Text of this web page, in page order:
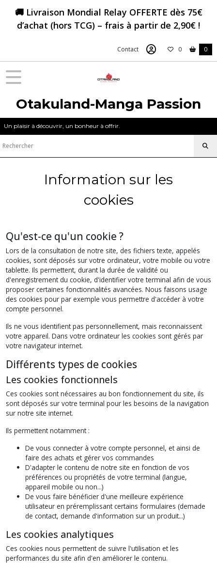
🚚 Livraison Mondial Relay OFFERTE dès 75€
d’achat (hors TCG) – frais à partir de 2,90€ !
Contact 0 0
Otakuland-Manga Passion
Un plaisir à découvrir, un bonheur à offrir.
Information sur les
cookies
Qu'est-ce qu'un cookie ?
Lors de la consultation de notre site, des fichiers texte, appelés
cookies, sont déposés sur votre ordinateur, votre mobile ou votre
tablette. Ils permettent, durant la durée de validité ou
d'enregistrement du cookie, d'identifier votre terminal afin de vous
proposer certaines fonctionnalités avancées. Nous faisons usage
des cookies pour par exemple vous permettre d'accéder à votre
compte personnel.
Ils ne vous identifient pas personnellement, mais reconnaissent
votre appareil. Dans votre ordinateur les cookies sont gérés par
votre navigateur internet.
Différents types de cookies
Les cookies fonctionnels
Ces cookies sont nécessaires au bon fonctionnement du site, ils
sont déposés sur votre terminal pour les besoins de la navigation
sur notre site internet.
Ils permettent notamment :
De vous connecter à votre compte personnel, et ainsi de
faire des achats et gérer vos commandes
D'adapter le contenu de notre site en fonction de vos
préférences ou propriétés de votre terminal (langue,
appareil mobile ou non...)
De vous faire bénéficier d'une meilleure expérience
utilisateur en préremplissant certains formulaires (demade
de contact, demande d'information sur un produit...)
Les cookies analytiques
Ces cookies nous permettent de suivre l'utilisation et les
performances du site afin d'en améliorer le contenu.